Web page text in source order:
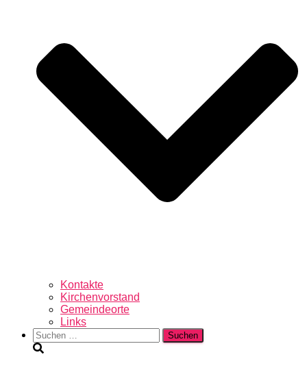
Kontakte
Kirchenvorstand
Gemeindeorte
Links
Suchen
nach: